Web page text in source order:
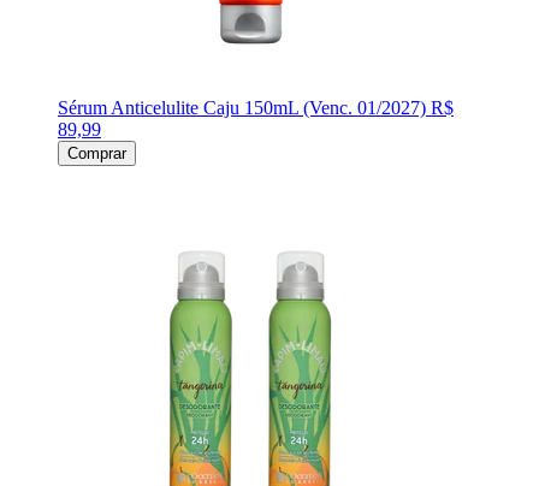
Sérum Anticelulite Caju 150mL (Venc. 01/2027) R$
89,99
Comprar